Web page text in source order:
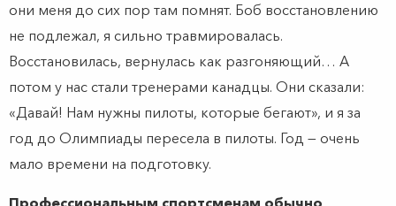
они меня до сих пор там помнят. Боб восстановлению
не подлежал, я сильно травмировалась.
Восстановилась, вернулась как разгоняющий… А
потом у нас стали тренерами канадцы. Они сказали:
«Давай! Нам нужны пилоты, которые бегают», и я за
год до Олимпиады пересела в пилоты. Год — очень
мало времени на подготовку.